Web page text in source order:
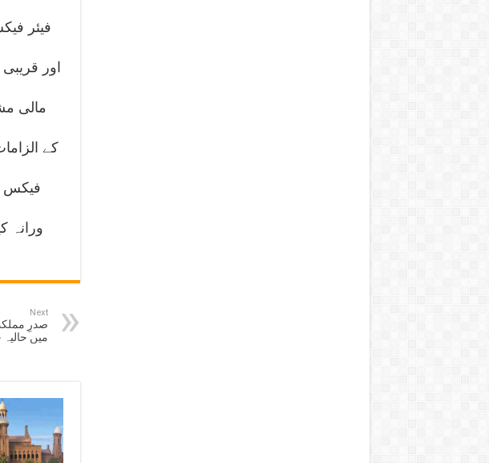
فیئر
اور
مالی
کے
فیکس
ورانہ
Next
صدرِ
میں